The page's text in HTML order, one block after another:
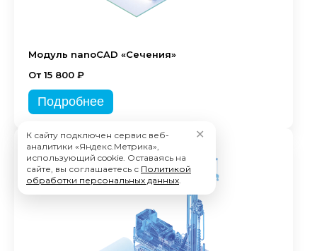
Модуль nanoCAD «Сечения»
От 15 800 ₽
Подробнее
К сайту подключен сервис веб-
аналитики «Яндекс.Метрика»,
использующий cookie. Оставаясь на
сайте, вы соглашаетесь с Политикой
обработки персональных данных.
✕